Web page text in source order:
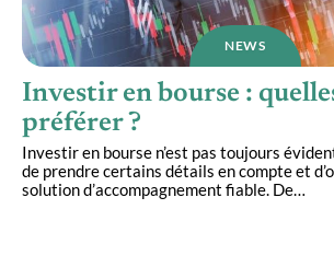
NEWS
Investir en bourse :
préférer ?
Investir en bourse n’est pas toujours
de prendre certains détails en compte et
solution d’accompagnement fiable. De